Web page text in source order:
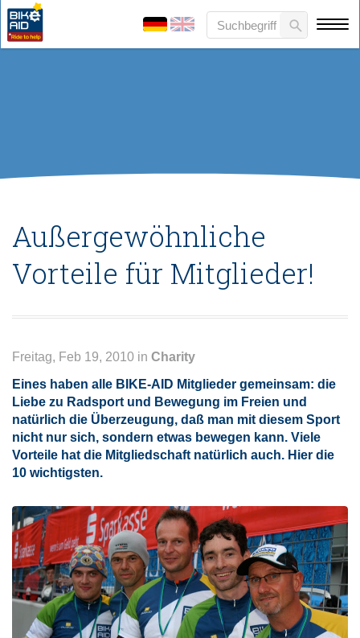
Außergewöhnliche
Vorteile für Mitglieder!
Freitag, Feb 19, 2010 in Charity
Eines haben alle BIKE-AID Mitglieder gemeinsam: die
Liebe zu Radsport und Bewegung im Freien und
natürlich die Überzeugung, daß man mit diesem Sport
nicht nur sich, sondern etwas bewegen kann. Viele
Vorteile hat die Mitgliedschaft natürlich auch. Hier die
10 wichtigsten.